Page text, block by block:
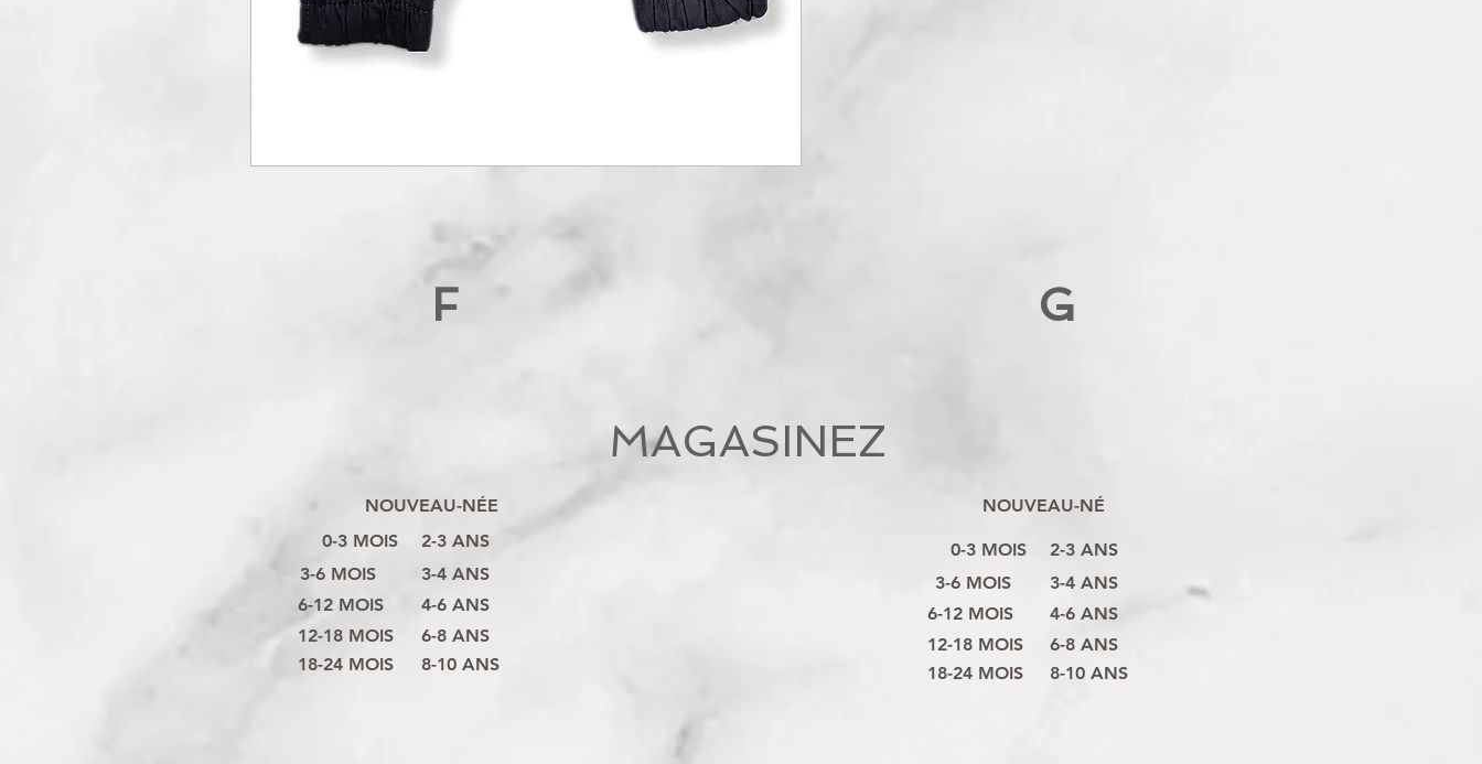
F
8-10 ANS
6-8 ANS
4-6 ANS
3-4 ANS
2-3 ANS
NOUVEAU-NÉE
0-3 MOIS
6-12 MOIS
12-18 MOIS
18-24 MOIS
3-6 MOIS
MAGASINEZ
G
NOUVEAU-NÉ
0-3 MOIS
6-12 MOIS
12-18 MOIS
18-24 MOIS
3-6 MOIS
8-10 ANS
6-8 ANS
4-6 ANS
3-4 ANS
2-3 ANS